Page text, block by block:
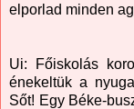
elporlad minden
Ui: Főiskolás
énekeltük a
Sőt! Egy Béke-